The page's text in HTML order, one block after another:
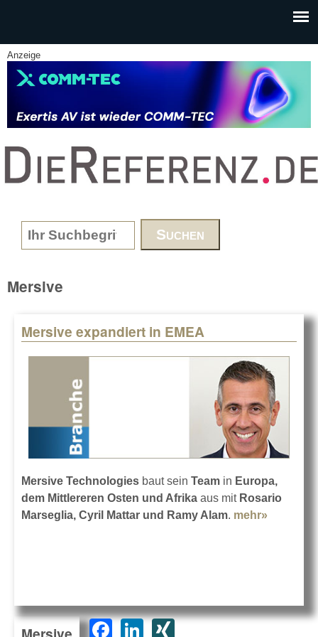
Anzeige
www.DieReferenz.de
Search form
Mersive
Mersive expandiert in EMEA
Mersive Technologies baut sein Team in Europa,
dem Mittlereren Osten und Afrika aus mit Rosario
Marseglia, Cyril Mattar und Ramy Alam. mehr»
F
Li XI